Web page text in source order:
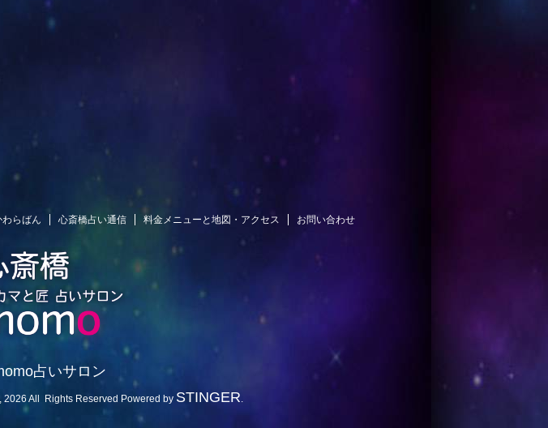
らばん 心斎橋占い通信 料金メニューと地図・アクセス お問い合わせ
占いサロン
2026 All Rights Reserved Powered by STINGER